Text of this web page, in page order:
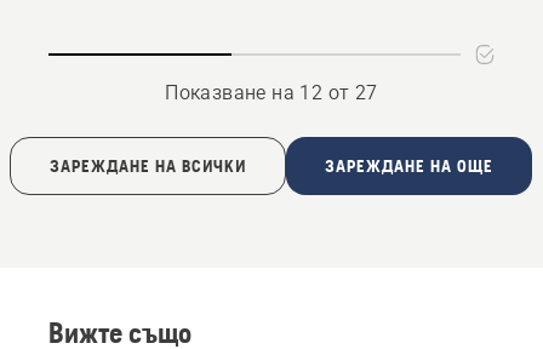
Показване на 12 от 27
ЗАРЕЖДАНЕ НА ВСИЧКИ ЗАРЕЖДАНЕ НА ОЩЕ
Вижте също